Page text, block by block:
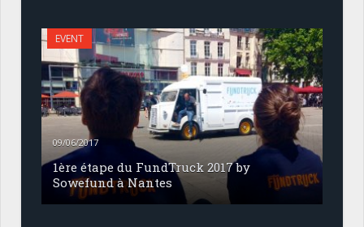
EVENT
09/06/2017
1ère étape du FundTruck 2017 by
Sowefund à Nantes